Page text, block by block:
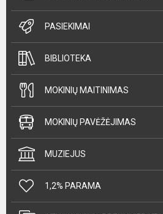
PASIEKIMAI
BIBLIOTEKA
MOKINIŲ MAITINIMAS
MOKINIŲ PAVĖŽĖJIMAS
MUZIEJUS
1,2% PARAMA